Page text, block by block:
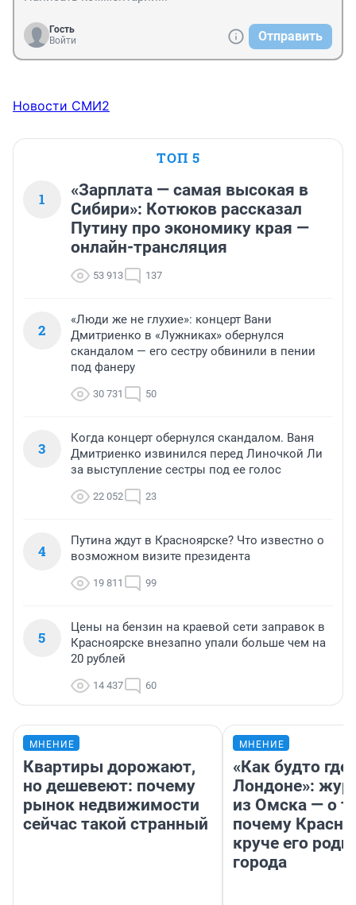
набережной оказались закрыты на замок. Мне
честно говоря было стыдно. Варламов все очень
точно описал.
Гость
Войти
Отправить
Новости СМИ2
ТОП 5
1
«Зарплата — самая высокая в
Сибири»: Котюков рассказал
Путину про экономику края —
онлайн-трансляция
53 913 137
2
«Люди же не глухие»: концерт Вани
Дмитриенко в «Лужниках» обернулся
скандалом — его сестру обвинили в пении
под фанеру
30 731 50
3
Когда концерт обернулся скандалом. Ваня
Дмитриенко извинился перед Линочкой Ли
за выступление сестры под ее голос
22 052 23
4
Путина ждут в Красноярске? Что известно о
возможном визите президента
19 811 99
5
Цены на бензин на краевой сети заправок в
Красноярске внезапно упали больше чем на
20 рублей
14 437 60
МНЕНИЕ
Квартиры дорожают,
но дешевеют: почему
рынок недвижимости
сейчас такой странный
МНЕНИЕ
«Как будто
Лондоне»:
из Омска — о
почему
круче его
города